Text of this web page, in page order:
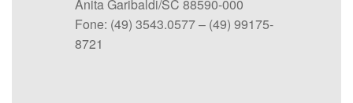
Anita Garibaldi/SC 88590-000
Fone: (49) 3543.0577 – (49) 99175-
8721